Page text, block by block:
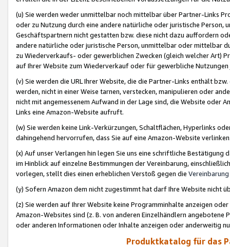
(u) Sie werden weder unmittelbar noch mittelbar über Partner-Links
oder zu Nutzung durch eine andere natürliche oder juristische
Geschäftspartnern nicht gestatten bzw. diese nicht dazu auffordern
andere natürliche oder juristische Person, unmittelbar oder mittelbar
zu Wiederverkaufs- oder gewerblichen Zwecken (gleich welcher Art)
auf Ihrer Website zum Wiederverkauf oder für gewerbliche
(v) Sie werden die URL Ihrer Website, die die Partner-Links enthält
werden, nicht in einer Weise tarnen, verstecken, manipulieren oder
nicht mit angemessenem Aufwand in der Lage sind, die Website oder
Links eine Amazon-Website aufruft.
(w) Sie werden keine Link-Verkürzungen, Schaltflächen, Hyperlinks
dahingehend hervorrufen, dass Sie auf eine Amazon-Website
(x) Auf unser Verlangen hin legen Sie uns eine schriftliche
im Hinblick auf einzelne Bestimmungen der Vereinbarung,
vorlegen, stellt dies einen erheblichen Verstoß gegen die Vereinbarung
(y) Sofern Amazon dem nicht zugestimmt hat darf Ihre Website nicht
(z) Sie werden auf Ihrer Website keine Programminhalte anzeigen
Amazon-Websites sind (z. B. von anderen Einzelhändlern
oder anderen Informationen oder Inhalte anzeigen oder anderweitig
Produktkatalog für das